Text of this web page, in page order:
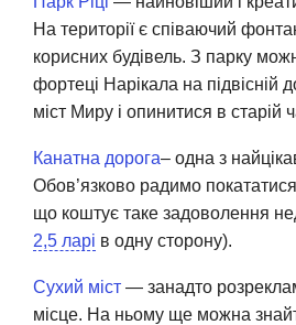
На території є співаючий
корисних будівель. З парку
фортеці Нарікала на підвісній
міст Миру і опинитися в старій
Канатна дорога– одна з
Обов’язково радимо
що коштує таке задоволення
2,5 ларі в одну сторону).
Сухий міст — занадто
місце. На ньому ще можна